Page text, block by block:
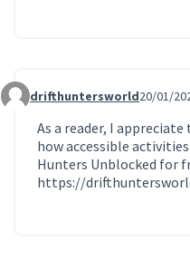
Commentaire 2098
drifthuntersworld20/01/
As a reader, I
how accessible
Hunters Unblocked for
https://